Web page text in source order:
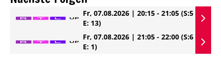
Fr, 07.08.2026 | 20:15 - 21:05 (S:5
E: 13)
Fr, 07.08.2026 | 21:05 - 22:00 (S:6
E: 1)